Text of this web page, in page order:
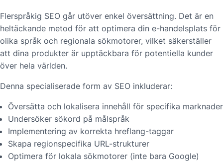
Flerspråkig SEO går utöver enkel översättning. Det är en
heltäckande metod för att optimera din e-handelsplats för
olika språk och regionala sökmotorer, vilket säkerställer
att dina produkter är upptäckbara för potentiella kunder
över hela världen.
Denna specialiserade form av SEO inkluderar:
Översätta och lokalisera innehåll för specifika marknader
Undersöker sökord på målspråk
Implementering av korrekta hreflang-taggar
Skapa regionspecifika URL-strukturer
Optimera för lokala sökmotorer (inte bara Google)